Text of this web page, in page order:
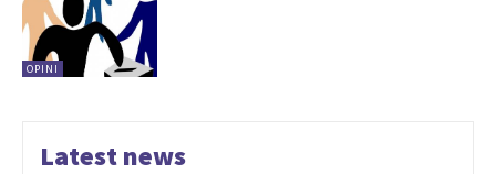
OPINI
Latest news